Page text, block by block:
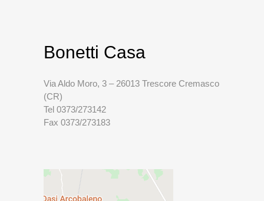
Bonetti Casa
Via Aldo Moro, 3 – 26013 Trescore Cremasco
(CR)
Tel 0373/273142
Fax 0373/273183